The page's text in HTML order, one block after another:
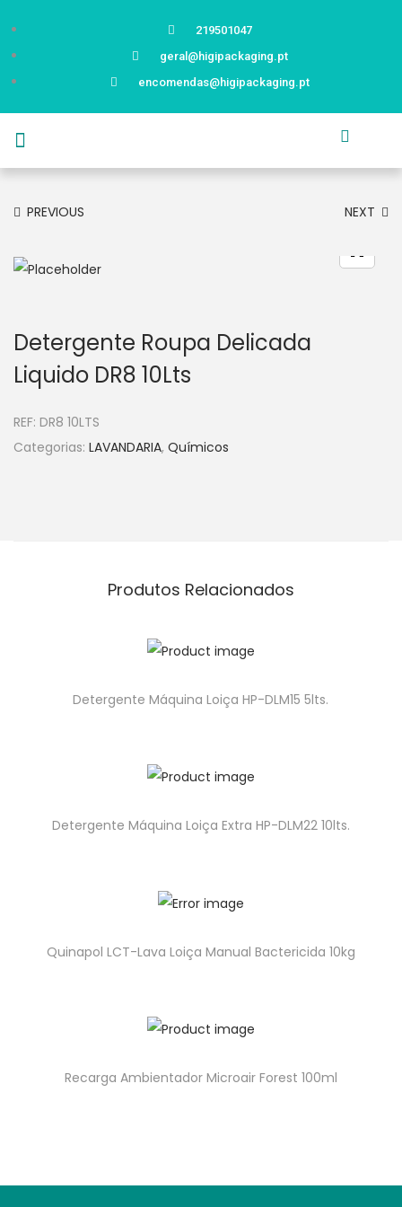
219501047
geral@higipackaging.pt
encomendas@higipackaging.pt
PREVIOUS NEXT
Detergente Roupa Delicada
Liquido DR8 10Lts
REF: DR8 10LTS
Categorias: LAVANDARIA, Químicos
Produtos Relacionados
Detergente Máquina Loiça HP-DLM15 5lts.
Detergente Máquina Loiça Extra HP-DLM22 10lts.
Quinapol LCT-Lava Loiça Manual Bactericida 10kg
Recarga Ambientador Microair Forest 100ml